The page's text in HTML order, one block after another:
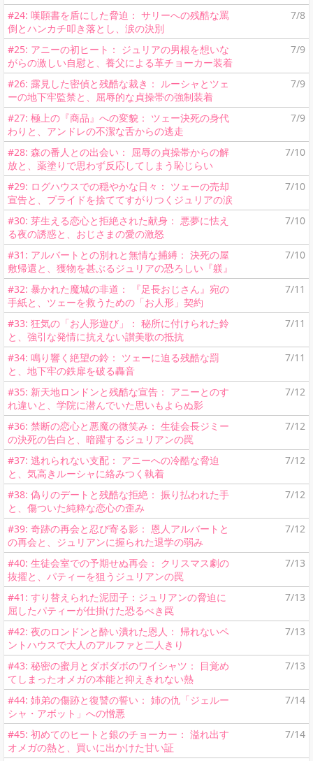
#24: 嘆願書を盾にした脅迫： サリーへの残酷な罵
倒とハンカチ叩き落とし、涙の決別
7/8
#25: アニーの初ヒート： ジュリアの男根を想いな
がらの激しい自慰と、養父による革チョーカー装着
7/9
#26: 露見した密偵と残酷な裁き： ルーシャとツェ
ーの地下牢監禁と、屈辱的な貞操帯の強制装着
7/9
#27: 極上の『商品』への変貌： ツェー決死の身代
わりと、アンドレの不潔な舌からの逃走
7/9
#28: 森の番人との出会い： 屈辱の貞操帯からの解
放と、薬塗りで思わず反応してしまう恥じらい
7/10
#29: ログハウスでの穏やかな日々： ツェーの売却
宣告と、プライドを捨ててすがりつくジュリアの涙
7/10
#30: 芽生える恋心と拒絶された献身： 悪夢に怯え
る夜の誘惑と、おじさまの愛の激怒
7/10
#31: アルバートとの別れと無情な捕縛： 決死の屋
敷帰還と、獲物を甚ぶるジュリアの恐ろしい『躾』
7/10
#32: 暴かれた魔城の非道： 『足長おじさん』宛の
手紙と、ツェーを救うための「お人形」契約
7/11
#33: 狂気の「お人形遊び」： 秘所に付けられた鈴
と、強引な発情に抗えない讃美歌の抵抗
7/11
#34: 鳴り響く絶望の鈴： ツェーに迫る残酷な罰
と、地下牢の鉄扉を破る轟音
7/11
#35: 新天地ロンドンと残酷な宣告： アニーとのす
れ違いと、学院に潜んでいた思いもよらぬ影
7/12
#36: 禁断の恋心と悪魔の微笑み： 生徒会長ジミー
の決死の告白と、暗躍するジュリアンの罠
7/12
#37: 逃れられない支配： アニーへの冷酷な脅迫
と、気高きルーシャに絡みつく執着
7/12
#38: 偽りのデートと残酷な拒絶： 振り払われた手
と、傷ついた純粋な恋心の歪み
7/12
#39: 奇跡の再会と忍び寄る影： 恩人アルバートと
の再会と、ジュリアンに握られた退学の弱み
7/12
#40: 生徒会室での予期せぬ再会： クリスマス劇の
抜擢と、パティーを狙うジュリアンの罠
7/13
#41: すり替えられた泥団子：ジュリアンの脅迫に
屈したパティーが仕掛けた恐るべき罠
7/13
#42: 夜のロンドンと酔い潰れた恩人： 帰れないペ
ントハウスで大人のアルファと二人きり
7/13
#43: 秘密の蜜月とダボダボのワイシャツ： 目覚め
てしまったオメガの本能と抑えきれない熱
7/13
#44: 姉弟の傷跡と復讐の誓い： 姉の仇「ジェルー
シャ・アボット」への憎悪
7/14
#45: 初めてのヒートと銀のチョーカー： 溢れ出す
オメガの熱と、買いに出かけた甘い証
7/14